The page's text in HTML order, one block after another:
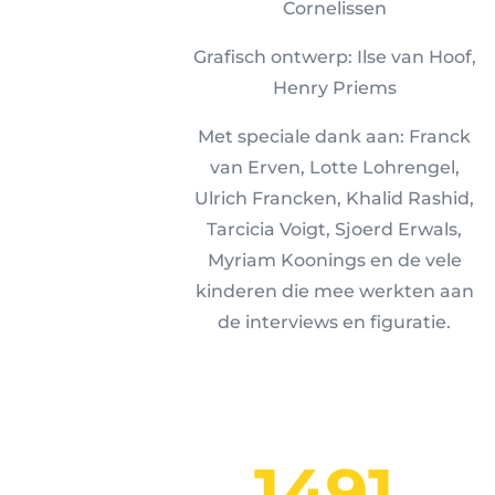
Cornelissen
Grafisch ontwerp: Ilse van Hoof,
Henry Priems
Met speciale dank aan: Franck
van Erven, Lotte Lohrengel,
Ulrich Francken, Khalid Rashid,
Tarcicia Voigt, Sjoerd Erwals,
Myriam Koonings en de vele
kinderen die mee werkten aan
de interviews en figuratie.